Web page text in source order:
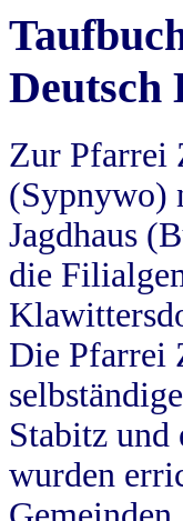
Deutsch
Zur Pfarrei
(Sypnywo)
Jagdhaus
die
Die Pfarrei
Stabitz
wurden